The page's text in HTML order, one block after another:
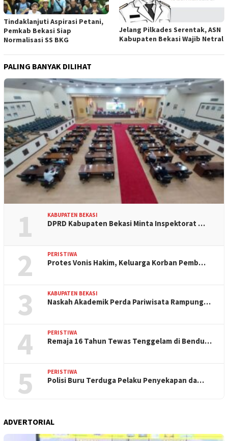
Tindaklanjuti Aspirasi Petani,
Pemkab Bekasi Siap
Normalisasi SS BKG
Jelang Pilkades Serentak, ASN
Kabupaten Bekasi Wajib Netral
PALING BANYAK DILIHAT
1 KABUPATEN BEKASI
DPRD Kabupaten Bekasi Minta Inspektorat …
2 PERISTIWA
Protes Vonis Hakim, Keluarga Korban Pemb…
3 KABUPATEN BEKASI
Naskah Akademik Perda Pariwisata Rampung…
4 PERISTIWA
Remaja 16 Tahun Tewas Tenggelam di Bendu…
5 PERISTIWA
Polisi Buru Terduga Pelaku Penyekapan da…
ADVERTORIAL